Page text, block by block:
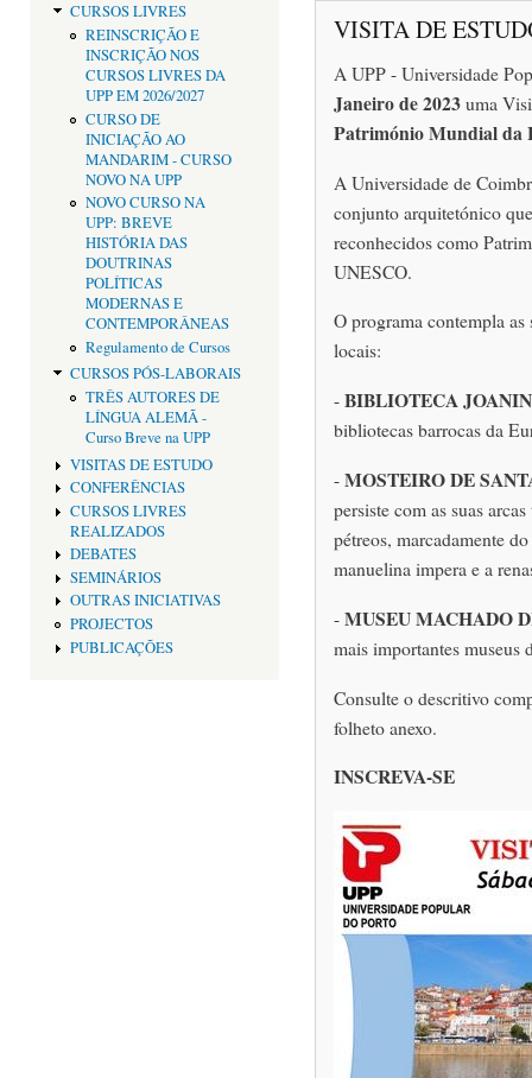
CURSOS LIVRES
REINSCRIÇÃO E
INSCRIÇÃO NOS
CURSOS LIVRES DA
UPP EM 2026/2027
CURSO DE
INICIAÇÃO AO
MANDARIM - CURSO
NOVO NA UPP
NOVO CURSO NA
UPP: BREVE
HISTÓRIA DAS
DOUTRINAS
POLÍTICAS
MODERNAS E
CONTEMPORÂNEAS
Regulamento de Cursos
CURSOS PÓS-LABORAIS
TRÊS AUTORES DE
LÍNGUA ALEMÃ -
Curso Breve na UPP
VISITAS DE ESTUDO
CONFERÊNCIAS
CURSOS LIVRES
REALIZADOS
DEBATES
SEMINÁRIOS
OUTRAS INICIATIVAS
PROJECTOS
PUBLICAÇÕES
VISITA DE
A UPP - Universidade
Janeiro de 2023uma
Património Mundial da
A Universidade de
conjunto arquitetónico
reconhecidos como
UNESCO.
O programa contempla
locais:
-BIBLIOTECA
bibliotecas barrocas da
-MOSTEIRO DE
persiste com as suas
pétreos, marcadamente
manuelina impera e a
-MUSEU MACHADO
mais importantes museus
Consulte o descritivo
folheto anexo.
INSCREVA-SE